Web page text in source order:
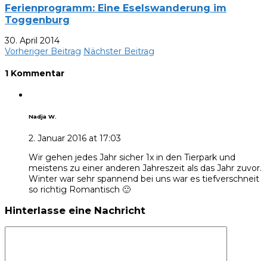
Ferienprogramm: Eine Eselswanderung im
Toggenburg
30. April 2014
Vorheriger Beitrag Nächster Beitrag
1 Kommentar
Nadja W.
2. Januar 2016 at 17:03
Wir gehen jedes Jahr sicher 1x in den Tierpark und
meistens zu einer anderen Jahreszeit als das Jahr zuvor.
Winter war sehr spannend bei uns war es tiefverschneit
so richtig Romantisch 🙂
Hinterlasse eine Nachricht